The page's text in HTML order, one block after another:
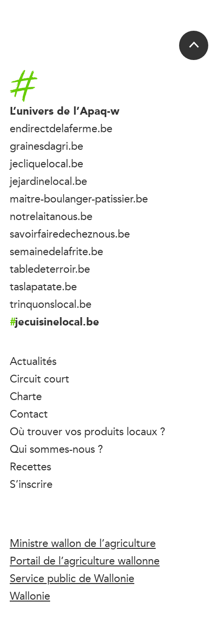
Accueil
L’univers de l’Apaq-w
endirectdelaferme.be
grainesdagri.be
jecliquelocal.be
jejardinelocal.be
maitre-boulanger-patissier.be
notrelaitanous.be
savoirfairedecheznous.be
semainedelafrite.be
tabledeterroir.be
taslapatate.be
trinquonslocal.be
jecuisinelocal.be
Actualités
Circuit court
Charte
Contact
Où trouver vos produits locaux ?
Qui sommes-nous ?
Recettes
S’inscrire
Ministre wallon de l’agriculture
Portail de l’agriculture wallonne
Service public de Wallonie
Wallonie